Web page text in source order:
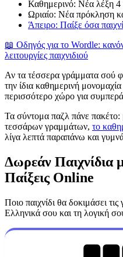
Καθημερινό: Νέα λέξη
Ωριαίο: Νέα πρόκληση
Άπειρο: Παίξε όσα
📖 Οδηγός για το Wordle:
λειτουργίες παιχνιδιού
Αν τα τέσσερα γράμματα σού
την ίδια καθημερινή
περισσότερο χώρο για
Τα σύντομα παζλ πάνε
τεσσάρων γραμμάτων, το
λίγα λεπτά παραπάνω και
Δωρεάν Παιχνίδια
Παίξεις Online
Ποιο παιχνίδι θα δοκιμάσει
Ελληνικά σου και τη λογική